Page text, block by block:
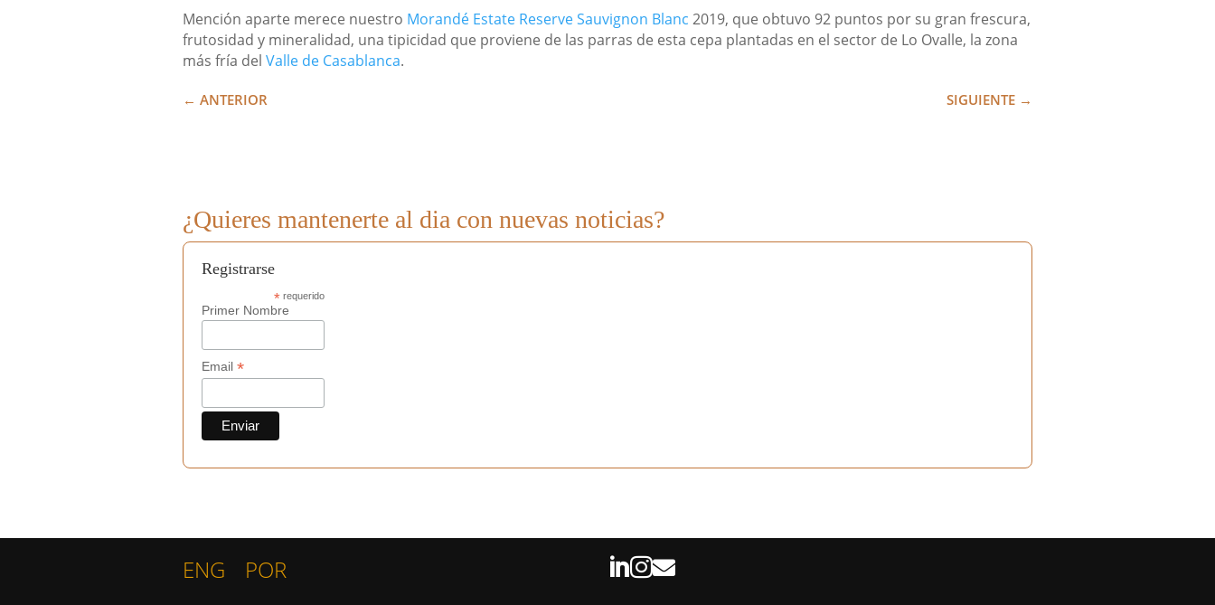
Mención aparte merece nuestro Morandé Estate Reserve Sauvignon Blanc 2019, que obtuvo 92 puntos por su gran frescura,
frutosidad y mineralidad, una tipicidad que proviene de las parras de esta cepa plantadas en el sector de Lo Ovalle, la zona
más fría del Valle de Casablanca.
← ANTERIOR SIGUIENTE →
¿Quieres mantenerte al dia con nuevas noticias?
Registrarse
*requerido
Primer Nombre
Email *
ENG POR 